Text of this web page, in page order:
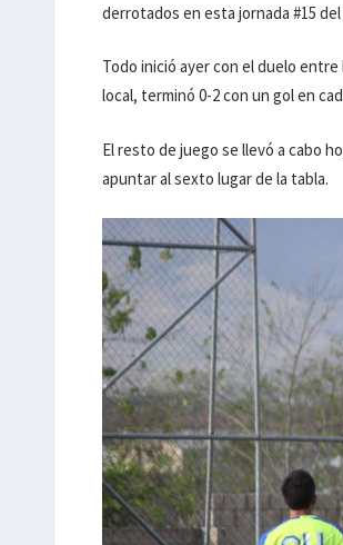
derrotados en esta jornada #15
Todo inició ayer con el duelo entre
local, terminó 0-2 con un gol en
El resto de juego se llevó a cabo
apuntar al sexto lugar de la tabla.